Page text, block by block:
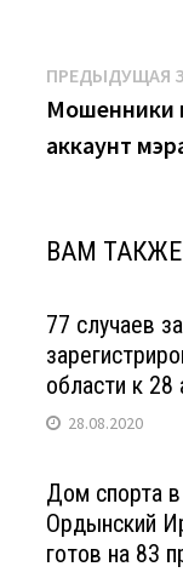
по
записям
ПРЕДЫДУЩАЯ
Мошенники
аккаунт
ВАМ
77 случаев
области к 28
28.08.2020
Дом спорта
Ордынский
готов на 83